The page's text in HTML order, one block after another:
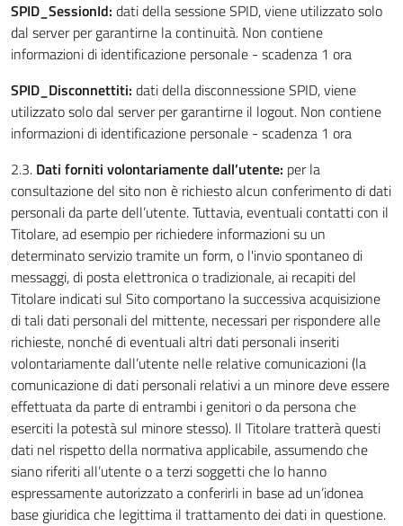
SPID_SessionId: dati della sessione SPID, viene utilizzato solo
dal server per garantirne la continuità. Non contiene
informazioni di identificazione personale - scadenza 1 ora
SPID_Disconnettiti: dati della disconnessione SPID, viene
utilizzato solo dal server per garantirne il logout. Non contiene
informazioni di identificazione personale - scadenza 1 ora
2.3. Dati forniti volontariamente dall’utente: per la
consultazione del sito non è richiesto alcun conferimento di dati
personali da parte dell’utente. Tuttavia, eventuali contatti con il
Titolare, ad esempio per richiedere informazioni su un
determinato servizio tramite un form, o l'invio spontaneo di
messaggi, di posta elettronica o tradizionale, ai recapiti del
Titolare indicati sul Sito comportano la successiva acquisizione
di tali dati personali del mittente, necessari per rispondere alle
richieste, nonché di eventuali altri dati personali inseriti
volontariamente dall’utente nelle relative comunicazioni (la
comunicazione di dati personali relativi a un minore deve essere
effettuata da parte di entrambi i genitori o da persona che
eserciti la potestà sul minore stesso). Il Titolare tratterà questi
dati nel rispetto della normativa applicabile, assumendo che
siano riferiti all’utente o a terzi soggetti che lo hanno
espressamente autorizzato a conferirli in base ad un’idonea
base giuridica che legittima il trattamento dei dati in questione.